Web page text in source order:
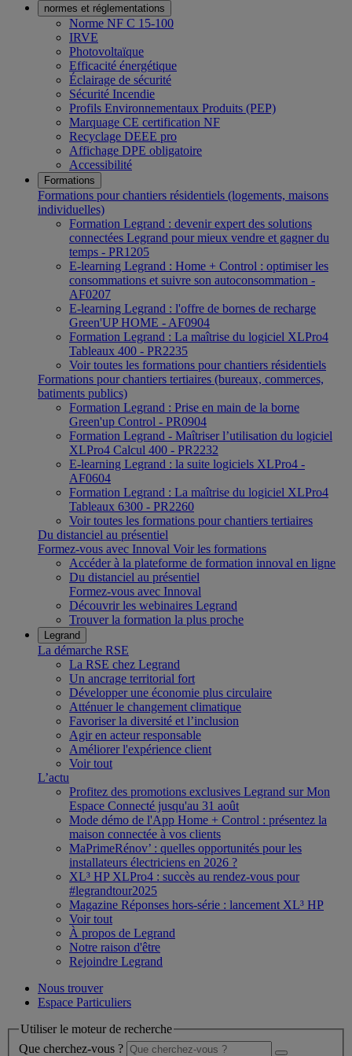
normes et réglementations
Norme NF C 15-100
IRVE
Photovoltaïque
Efficacité énergétique
Éclairage de sécurité
Sécurité Incendie
Profils Environnementaux Produits (PEP)
Marquage CE certification NF
Recyclage DEEE pro
Affichage DPE obligatoire
Accessibilité
Formations
Formations pour chantiers résidentiels (logements, maisons
individuelles)
Formation Legrand : devenir expert des solutions
connectées Legrand pour mieux vendre et gagner du
temps - PR1205
E-learning Legrand : Home + Control : optimiser les
consommations et suivre son autoconsommation -
AF0207
E-learning Legrand : l'offre de bornes de recharge
Green'UP HOME - AF0904
Formation Legrand : La maîtrise du logiciel XLPro4
Tableaux 400 - PR2235
Voir toutes les formations pour chantiers résidentiels
Formations pour chantiers tertiaires (bureaux, commerces,
batiments publics)
Formation Legrand : Prise en main de la borne
Green'up Control - PR0904
Formation Legrand - Maîtriser l’utilisation du logiciel
XLPro4 Calcul 400 - PR2232
E-learning Legrand : la suite logiciels XLPro4 -
AF0604
Formation Legrand : La maîtrise du logiciel XLPro4
Tableaux 6300 - PR2260
Voir toutes les formations pour chantiers tertiaires
Du distanciel au présentiel
Formez-vous avec Innoval Voir les formations
Accéder à la plateforme de formation innoval en ligne
Du distanciel au présentiel
Formez-vous avec Innoval
Découvrir les webinaires Legrand
Trouver la formation la plus proche
Legrand
La démarche RSE
La RSE chez Legrand
Un ancrage territorial fort
Développer une économie plus circulaire
Atténuer le changement climatique
Favoriser la diversité et l’inclusion
Agir en acteur responsable
Améliorer l'expérience client
Voir tout
L’actu
Profitez des promotions exclusives Legrand sur Mon
Espace Connecté jusqu'au 31 août
Mode démo de l'App Home + Control : présentez la
maison connectée à vos clients
MaPrimeRénov’ : quelles opportunités pour les
installateurs électriciens en 2026 ?
XL³ HP XLPro4 : succès au rendez-vous pour
#legrandtour2025
Magazine Réponses hors-série : lancement XL³ HP
Voir tout
À propos de Legrand
Notre raison d'être
Rejoindre Legrand
Nous trouver
Espace Particuliers
Utiliser le moteur de recherche
Que cherchez-vous ?